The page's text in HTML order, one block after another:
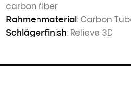
carbon fiber
Rahmenmaterial : Carbon
Schlägerfinish: Relieve 3D